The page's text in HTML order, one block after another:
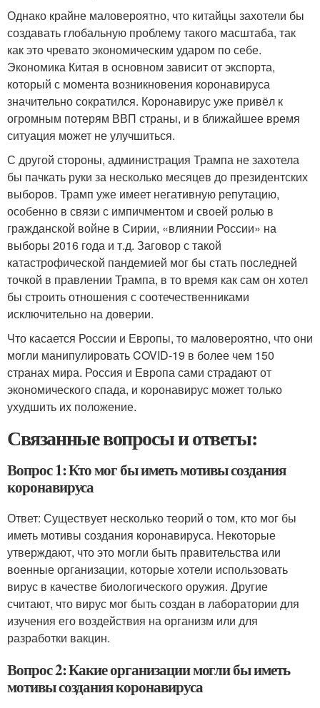
Однако крайне маловероятно, что китайцы захотели бы
создавать глобальную проблему такого масштаба, так
как это чревато экономическим ударом по себе.
Экономика Китая в основном зависит от экспорта,
который с момента возникновения коронавируса
значительно сократился. Коронавирус уже привёл к
огромным потерям ВВП страны, и в ближайшее время
ситуация может не улучшиться.
С другой стороны, администрация Трампа не захотела
бы пачкать руки за несколько месяцев до президентских
выборов. Трамп уже имеет негативную репутацию,
особенно в связи с импичментом и своей ролью в
гражданской войне в Сирии, «влиянии России» на
выборы 2016 года и т.д. Заговор с такой
катастрофической пандемией мог бы стать последней
точкой в правлении Трампа, в то время как сам он хотел
бы строить отношения с соотечественниками
исключительно на доверии.
Что касается России и Европы, то маловероятно, что они
могли манипулировать COVID-19 в более чем 150
странах мира. Россия и Европа сами страдают от
экономического спада, и коронавирус может только
ухудшить их положение.
Связанные вопросы и ответы:
Вопрос 1: Кто мог бы иметь мотивы создания
коронавируса
Ответ: Существует несколько теорий о том, кто мог бы
иметь мотивы создания коронавируса. Некоторые
утверждают, что это могли быть правительства или
военные организации, которые хотели использовать
вирус в качестве биологического оружия. Другие
считают, что вирус мог быть создан в лаборатории для
изучения его воздействия на организм или для
разработки вакцин.
Вопрос 2: Какие организации могли бы иметь
мотивы создания коронавируса